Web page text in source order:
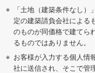
「土地（建築条件なし
定の建築請負会社による
のものが同価格で建てら
るものではありません。
お客様が入力する個人情
社に送信され、そこで管